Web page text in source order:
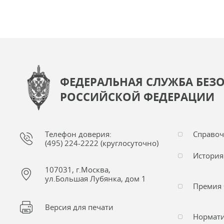
ФЕДЕРАЛЬНАЯ СЛУЖБА
РОССИЙСКОЙ ФЕДЕРАЦИИ
Телефон доверия:
(495) 224-2222 (круглосуточно)
107031, г.Москва,
ул.Большая Лубянка, дом 1
Версия для печати
История
Премия